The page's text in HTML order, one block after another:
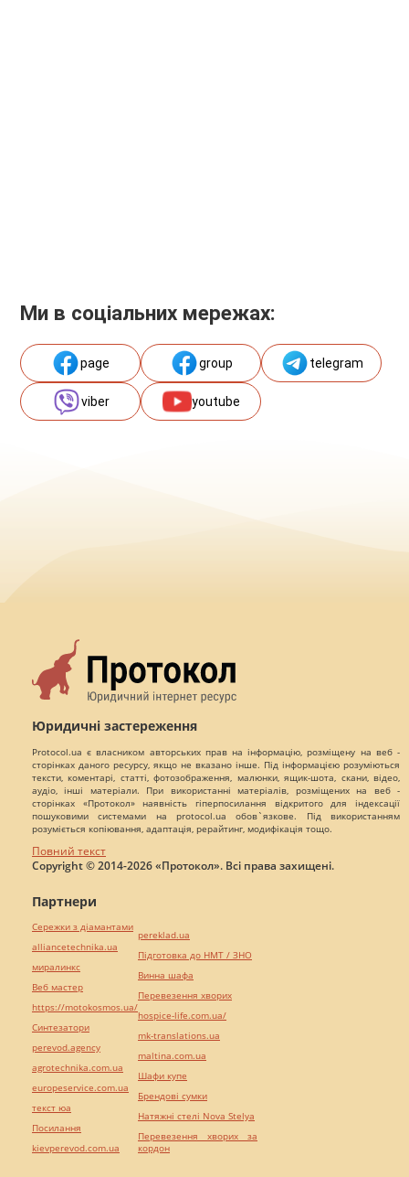
Ми в соціальних мережах:
page group telegram
viber youtube
Юридичні застереження
Protocol.ua є власником авторських прав на інформацію, розміщену на веб -
сторінках даного ресурсу, якщо не вказано інше. Під інформацією розуміються
тексти, коментарі, статті, фотозображення, малюнки, ящик-шота, скани, відео,
аудіо, інші матеріали. При використанні матеріалів, розміщених на веб -
сторінках «Протокол» наявність гіперпосилання відкритого для індексації
пошуковими системами на protocol.ua обов`язкове. Під використанням
розуміється копіювання, адаптація, рерайтинг, модифікація тощо.
Повний текст
Copyright © 2014-2026 «Протокол». Всі права захищені.
Партнери
Сережки з діамантами
alliancetechnika.ua
миралинкс
Веб мастер
https://motokosmos.ua/
Синтезатори
perevod.agency
agrotechnika.com.ua
europeservice.com.ua
текст юа
Посилання
kievperevod.com.ua
pereklad.ua
Підготовка до НМТ / ЗНО
Винна шафа
Перевезення хворих
hospice-life.com.ua/
mk-translations.ua
maltina.com.ua
Шафи купе
Брендові сумки
Натяжні стелі Nova Stelya
Перевезення хворих за
кордон